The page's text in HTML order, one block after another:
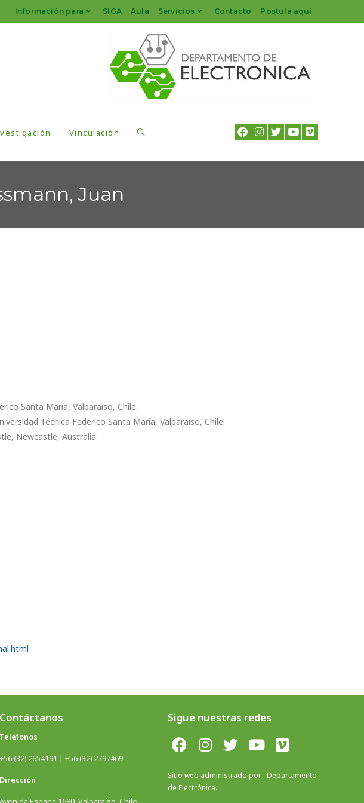
Información para SIGA Aula Servicios Contacto Postula aquí
Vinculación
Juan
Santa María, Valparaíso, Chile.
Técnica Federico Santa María, Valparaíso, Chile.
Newcastle, Australia.
Contáctanos
Teléfonos
+56 (32) 2654191 | +56 (32) 2797469
Dirección
Sigue nuestras redes
Sitio web administrado por · Departamento
de Electrónica.